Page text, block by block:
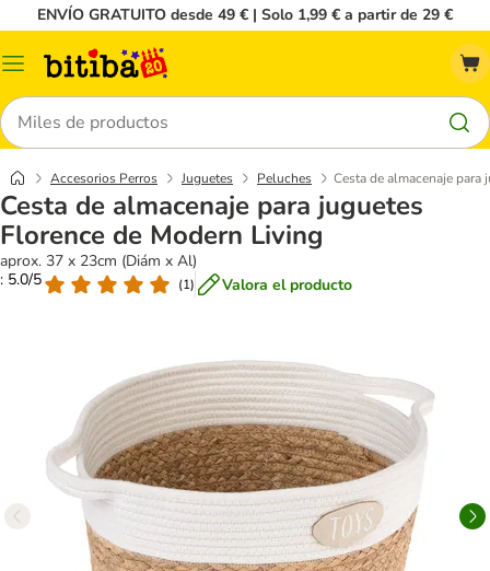
ENVÍO GRATUITO desde 49 € | Solo 1,99 € a partir de 29 €
Menú
Buscar
Accesorios Perros Juguetes Peluches Cesta de almacenaje
Cesta de almacenaje para juguetes
Florence de Modern Living
aprox. 37 x 23cm (Diám x Al)
: 5.0/5
(1) Valora el producto